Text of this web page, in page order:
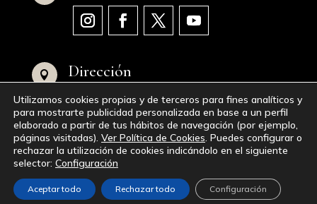
 Dirección
Avenida de Juan XXIII, 16, 28040 Madrid,
España
© 2023-2024GraZie Magazine|Aviso Legal|
Política de Privacidad
Accesibilidad | Mapa del Sitio Web
Utilizamos cookies propias y de terceros para fines analíticos y
para mostrarte publicidad personalizada en base a un perfil
elaborado a partir de tus hábitos de navegación (por ejemplo,
páginas visitadas). Ver Política de Cookies. Puedes configurar o
rechazar la utilización de cookies indicándolo en el siguiente
selector: Configuración
Aceptar todo Rechazar todo Configuración